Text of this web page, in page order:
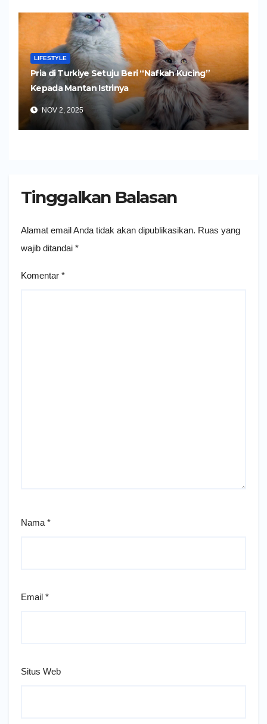
LIFESTYLE
Pria di Turkiye Setuju Beri “Nafkah Kucing”
Kepada Mantan Istrinya
NOV 2, 2025
Tinggalkan Balasan
Alamat email Anda tidak akan dipublikasikan. Ruas yang
wajib ditandai *
Komentar *
Nama *
Email *
Situs Web